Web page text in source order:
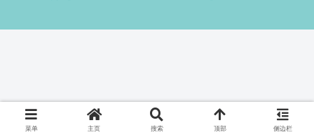
菜单 主页 搜索 顶部 侧边栏